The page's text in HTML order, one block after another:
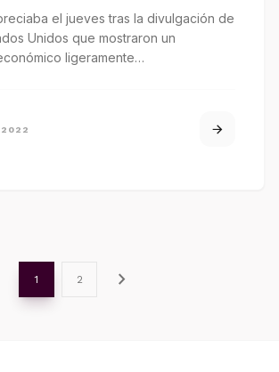
el jueves tras la divulgación de
Unidos que mostraron un
ligeramente…
2022
1 2 chevron_right